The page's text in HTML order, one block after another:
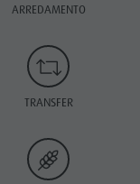
ARREDAMENTO
TRANSFER